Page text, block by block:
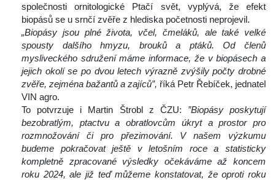
polečnosti ornitologické Ptačí svět, vyplývá, že efekt
biopásů se u srnčí zvěře z hlediska početnosti neprojevil.
„Biopásy jsou plné života, včel, čmeláků, ale také velké
pousty dalšího hmyzu, brouků a ptáků. Od členů
mysliveckého sdružení máme informace, že v biopásech a
jejich okolí se po dvou letech výrazně zvýšily počty drobné
zvěře, zejména bažantů a zajíců”, říká Petr Řebíček, jednatel
VIN agro.
To potvrzuje i Martin Štrobl z ČZU: ”Biopásy poskytují
bezobratlým, ptactvu a obratlovcům úkryt a prostor pro
rozmnožování či pro přezimování. V našem výzkumu
budeme pokračovat ještě v letošním roce a statisticky
kompletně zpracované výsledky očekáváme až koncem
roku 2024, ale již teď můžeme konstatovat, že oproti roku